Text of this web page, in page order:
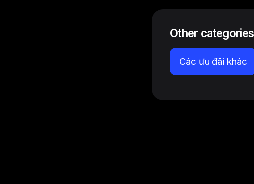
Other categories
Các ưu đãi khác